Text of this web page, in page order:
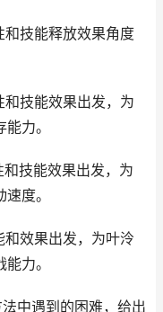
技能释放效果角度
技能效果出发，为
力。
技能效果出发，为
度。
效果出发，为叶泠
力。
中遇到的困难，给出